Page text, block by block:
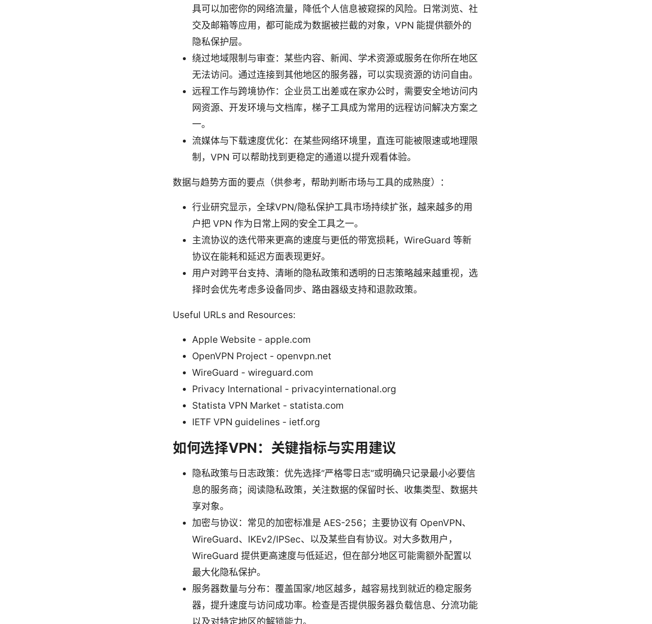
具可以加密你的网络流量，降低个人信息被窥探的风险。日常浏览、社
交及邮箱等应用，都可能成为数据被拦截的对象，VPN 能提供额外的
隐私保护层。
绕过地域限制与审查：某些内容、新闻、学术资源或服务在你所在地区
无法访问。通过连接到其他地区的服务器，可以实现资源的访问自由。
远程工作与跨境协作：企业员工出差或在家办公时，需要安全地访问内
网资源、开发环境与文档库，梯子工具成为常用的远程访问解决方案之
一。
流媒体与下载速度优化：在某些网络环境里，直连可能被限速或地理限
制，VPN 可以帮助找到更稳定的通道以提升观看体验。
数据与趋势方面的要点（供参考，帮助判断市场与工具的成熟度）：
行业研究显示，全球VPN/隐私保护工具市场持续扩张，越来越多的用
户把 VPN 作为日常上网的安全工具之一。
主流协议的迭代带来更高的速度与更低的带宽损耗，WireGuard 等新
协议在能耗和延迟方面表现更好。
用户对跨平台支持、清晰的隐私政策和透明的日志策略越来越重视，选
择时会优先考虑多设备同步、路由器级支持和退款政策。
Useful URLs and Resources:
Apple Website - apple.com
OpenVPN Project - openvpn.net
WireGuard - wireguard.com
Privacy International - privacyinternational.org
Statista VPN Market - statista.com
IETF VPN guidelines - ietf.org
如何选择VPN：关键指标与实用建议
隐私政策与日志政策：优先选择“严格零日志”或明确只记录最小必要信
息的服务商；阅读隐私政策，关注数据的保留时长、收集类型、数据共
享对象。
加密与协议：常见的加密标准是 AES-256；主要协议有 OpenVPN、
WireGuard、IKEv2/IPSec、以及某些自有协议。对大多数用户，
WireGuard 提供更高速度与低延迟，但在部分地区可能需额外配置以
最大化隐私保护。
服务器数量与分布：覆盖国家/地区越多，越容易找到就近的稳定服务
器，提升速度与访问成功率。检查是否提供服务器负载信息、分流功能
以及对特定地区的解锁能力。